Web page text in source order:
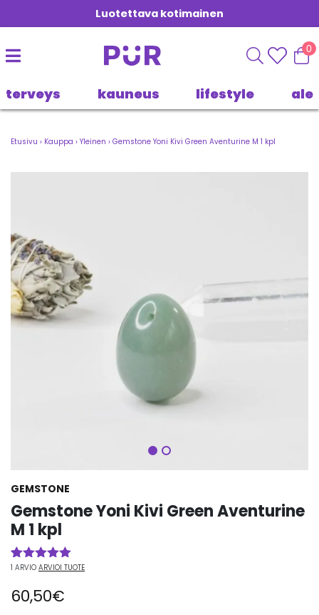
Luotettava kotimainen
0
terveys kauneus lifestyle ale
Etusivu › Kauppa › Yleinen › Gemstone Yoni Kivi Green Aventurine M 1 kpl
Seuraava
GEMSTONE
Gemstone Yoni Kivi Green Aventurine
M 1 kpl
Arvio5.00
perustuen
1
asiakkaan
1 ARVIO ARVIOI TUOTE
60,50€